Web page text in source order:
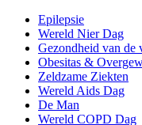
Epilepsie
Wereld Nier Dag
Gezondheid van de
Obesitas &
Zeldzame Ziekten
Wereld Aids Dag
De Man
Wereld COPD Dag